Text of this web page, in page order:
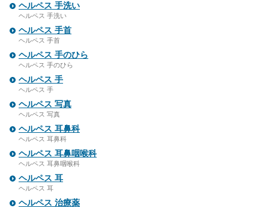
ヘルペス 手洗い
ヘルペス 手洗い
ヘルペス 手首
ヘルペス 手首
ヘルペス 手のひら
ヘルペス 手のひら
ヘルペス 手
ヘルペス 手
ヘルペス 写真
ヘルペス 写真
ヘルペス 耳鼻科
ヘルペス 耳鼻科
ヘルペス 耳鼻咽喉科
ヘルペス 耳鼻咽喉科
ヘルペス 耳
ヘルペス 耳
ヘルペス 治療薬